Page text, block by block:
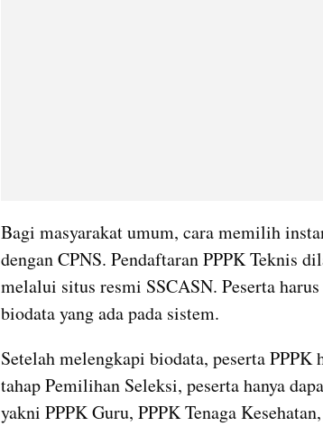
Bagi masyarakat umum, cara memilih
dengan CPNS. Pendaftaran PPPK Teknis
melalui situs resmi SSCASN. Peserta
biodata yang ada pada sistem.
Setelah melengkapi biodata, peserta
tahap Pemilihan Seleksi, peserta hanya
yakni PPPK Guru, PPPK Tenaga